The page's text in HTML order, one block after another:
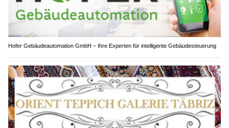
Hofer Gebäudeautomation GmbH – Ihre Experten für intelligente Gebäudesteuerung